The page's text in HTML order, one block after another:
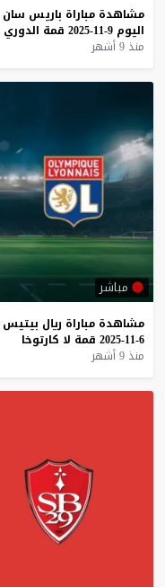
مشاهدة مباراة باريس سان
اليوم 9-11-2025 قمة الدوري
منذ 9 أشهر
مباشر
مشاهدة مباراة ريال بيتيس
6-11-2025
قمة لا كارتوخا
منذ 9 أشهر